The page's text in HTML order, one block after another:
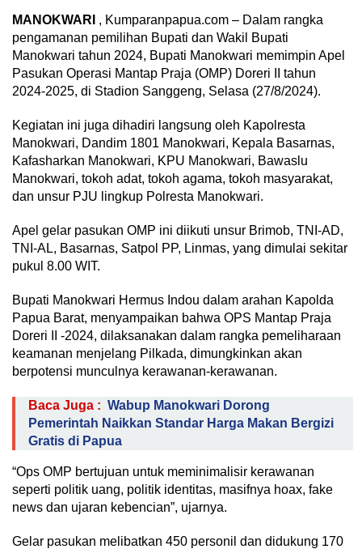
MANOKWARI , Kumparanpapua.com – Dalam rangka
pengamanan pemilihan Bupati dan Wakil Bupati
Manokwari tahun 2024, Bupati Manokwari memimpin Apel
Pasukan Operasi Mantap Praja (OMP) Doreri II tahun
2024-2025, di Stadion Sanggeng, Selasa (27/8/2024).
Kegiatan ini juga dihadiri langsung oleh Kapolresta
Manokwari, Dandim 1801 Manokwari, Kepala Basarnas,
Kafasharkan Manokwari, KPU Manokwari, Bawaslu
Manokwari, tokoh adat, tokoh agama, tokoh masyarakat,
dan unsur PJU lingkup Polresta Manokwari.
Apel gelar pasukan OMP ini diikuti unsur Brimob, TNI-AD,
TNI-AL, Basarnas, Satpol PP, Linmas, yang dimulai sekitar
pukul 8.00 WIT.
Bupati Manokwari Hermus Indou dalam arahan Kapolda
Papua Barat, menyampaikan bahwa OPS Mantap Praja
Doreri II -2024, dilaksanakan dalam rangka pemeliharaan
keamanan menjelang Pilkada, dimungkinkan akan
berpotensi munculnya kerawanan-kerawanan.
Baca Juga : Wabup Manokwari Dorong
Pemerintah Naikkan Standar Harga Makan Bergizi
Gratis di Papua
“Ops OMP bertujuan untuk meminimalisir kerawanan
seperti politik uang, politik identitas, masifnya hoax, fake
news dan ujaran kebencian”, ujarnya.
Gelar pasukan melibatkan 450 personil dan didukung 170